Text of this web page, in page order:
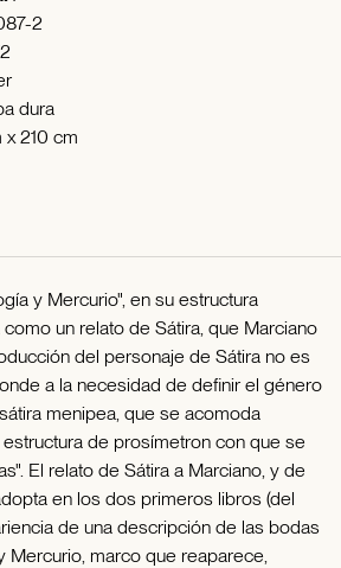
2
dura
x 210 cm
y Mercurio", en su estructura
un relato de Sátira, que Marciano
del personaje de Sátira no es
a la necesidad de definir el género
menipea, que se acomoda
de prosímetron con que se
El relato de Sátira a Marciano, y de
en los dos primeros libros (del
de una descripción de las bodas
Mercurio, marco que reaparece,